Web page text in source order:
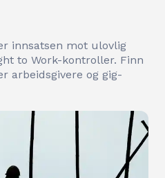
innsatsen mot ulovlig
to Work-kontroller. Finn
arbeidsgivere og gig-